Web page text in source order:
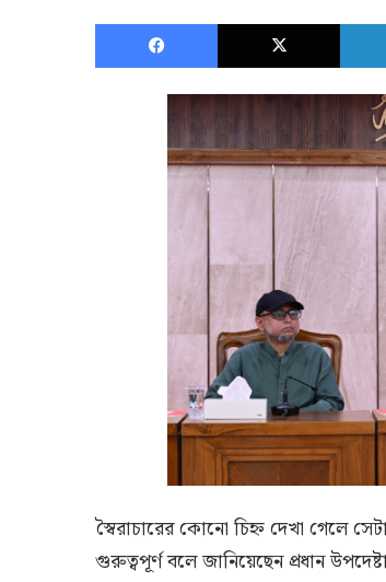
Facebook X
স্বৈরাচারের কোনো চিহ্ন দেখা গেলে
গুরুত্বপূর্ণ বলে জানিয়েছেন প্রধান